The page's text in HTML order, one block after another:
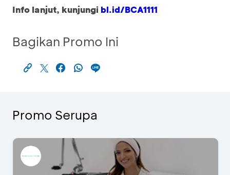
Info lanjut, kunjungi bl.id/BCA1111
Bagikan Promo Ini
Promo Serupa